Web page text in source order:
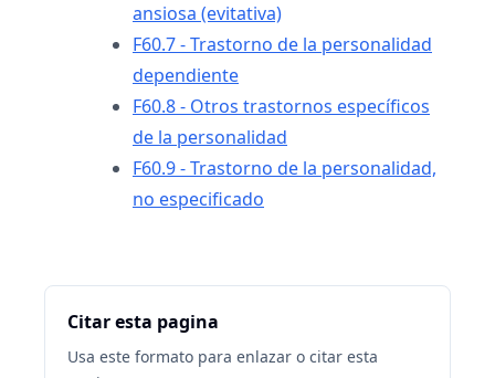
ansiosa (evitativa)
F60.7 - Trastorno de la personalidad
dependiente
F60.8 - Otros trastornos específicos
de la personalidad
F60.9 - Trastorno de la personalidad,
no especificado
Citar esta pagina
Usa este formato para enlazar o citar esta